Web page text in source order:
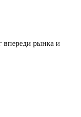
впереди рынка и